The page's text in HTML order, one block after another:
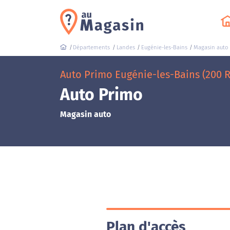
Départements Landes Eugénie-les-Bains Magasin auto
Auto Primo Eugénie-les-Bains (200
Auto Primo
Magasin auto